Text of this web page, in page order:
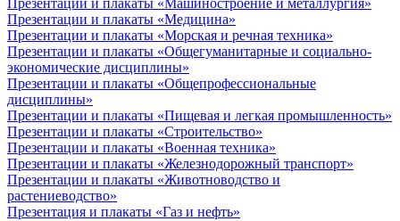
Презентации и плакаты «Машиностроение и металлургия»
Презентации и плакаты «Медицина»
Презентации и плакаты «Морская и речная техника»
Презентации и плакаты «Общегуманитарные и социально-
экономические дисциплины»
Презентации и плакаты «Общепрофессиональные
дисциплины»
Презентации и плакаты «Пищевая и легкая промышленность»
Презентации и плакаты «Строительство»
Презентации и плакаты «Военная техника»
Презентации и плакаты «Железнодорожный транспорт»
Презентации и плакаты «Животноводство и
растениеводство»
Презентация и плакаты «Газ и нефть»